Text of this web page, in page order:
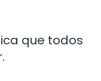
que todos